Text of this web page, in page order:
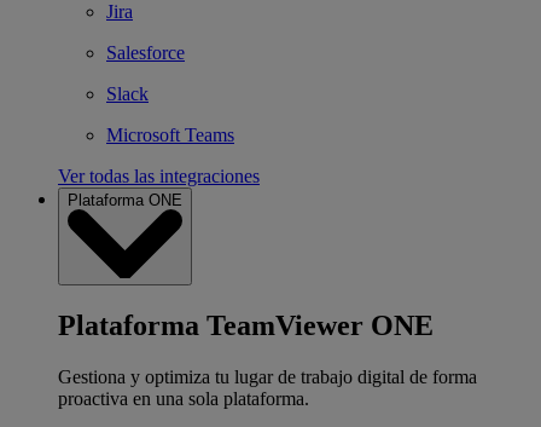
Jira
Salesforce
Slack
Microsoft Teams
Ver todas las integraciones
Plataforma ONE
Plataforma TeamViewer ONE
Gestiona y optimiza tu lugar de trabajo digital de forma
proactiva en una sola plataforma.